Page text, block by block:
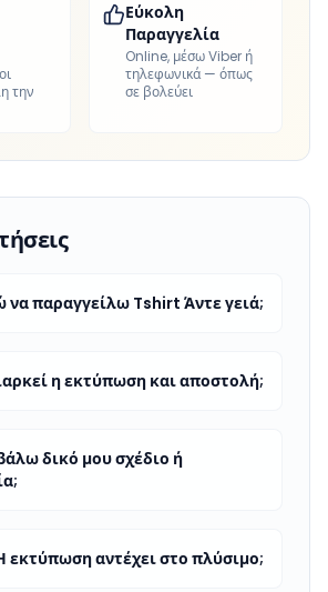
την
Εύκολη
Παραγγελία
Online, μέσω Viber ή
τηλεφωνικά — όπως
σε βολεύει
παραγγείλω Tshirt Άντε γειά;
η εκτύπωση και αποστολή;
δικό μου σχέδιο ή
εκτύπωση αντέχει στο πλύσιμο;